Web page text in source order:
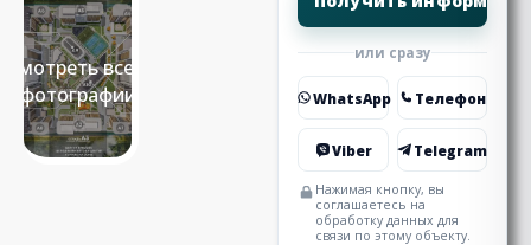
Смотреть все 6
фотографии
или сразу
WhatsApp Телефон
Viber Telegram
Нажимая кнопку, вы
соглашаетесь на
обработку данных для
связи по этому объекту.